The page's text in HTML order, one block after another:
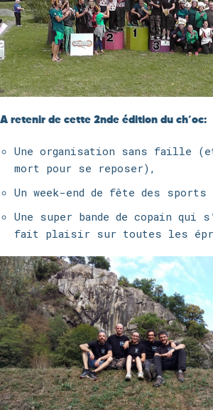
A retenir de cette 2nde édition du ch’oc:
Une organisation sans faille
mort pour se reposer),
Un week-end de fête des sports
Une super bande de copain qui
fait plaisir sur toutes les